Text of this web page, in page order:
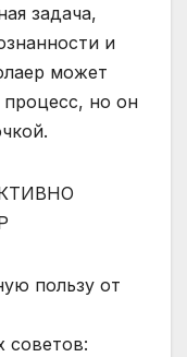
задача,
и
может
процесс, но он
пользу от
советов: